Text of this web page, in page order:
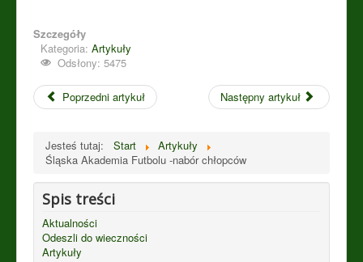
Szczegóły
Kategoria: Artykuły
Odsłony: 5475
Poprzedni artykuł Następny artykuł
Jesteś tutaj: Start
Artykuły
Śląska Akademia Futbolu -nabór chłopców
Spis treści
Aktualności
Odeszli do wieczności
Artykuły